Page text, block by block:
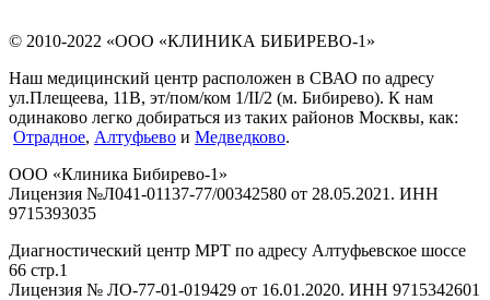
© 2010-2022 «ООО «КЛИНИКА БИБИРЕВО-1»
Наш медицинский центр расположен в СВАО по адресу
ул.Плещеева, 11В, эт/пом/ком 1/II/2 (м. Бибирево). К нам
одинаково легко добираться из таких районов Москвы, как:
Отрадное, Алтуфьево и Медведково.
ООО «Клиника Бибирево-1»
Лицензия №Л041-01137-77/00342580 от 28.05.2021. ИНН
9715393035
Диагностический центр МРТ по адресу Алтуфьевское шоссе
66 стр.1
Лицензия № ЛО-77-01-019429 от 16.01.2020. ИНН 9715342601